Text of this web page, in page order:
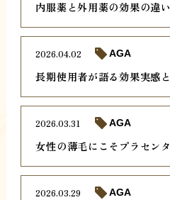
内服薬と外用薬の効果の違
長期使用者が語る効果実感
2026.04.02 AGA
女性の薄毛にこそプラセン
2026.03.31 AGA
2026.03.29 AGA